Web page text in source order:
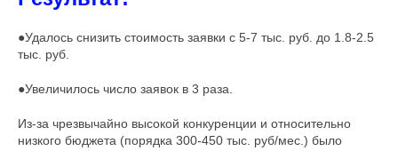
●Удалось снизить стоимость заявки с 5-7 тыс. руб. до 1.8-2.5
тыс. руб.
●Увеличилось число заявок в 3 раза.
Из-за чрезвычайно высокой конкуренции и относительно
низкого бюджета (порядка 300-450 тыс. руб/мес.) было